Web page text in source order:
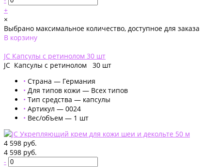
+
×
Выбрано максимальное количество, доступное для заказа
В корзину
JC Капсулы с ретинолом 30 шт
JC Капсулы с ретинолом 30 шт
• Страна — Германия
• Для типов кожи — Всех типов
• Тип средства — капсулы
• Артикул — 0024
• Вес/объем — 1 шт
4 598 руб.
4 598 руб.
-